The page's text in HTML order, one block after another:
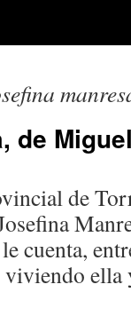
de
de
cuenta,
viviendo